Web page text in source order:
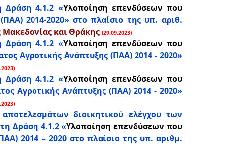
Δράση 4.1.2 «Υλοποίηση επενδύσεων που
2014-2020» στο πλαίσιο της υπ. αριθ.
Μακεδονίας και Θράκης (29.09.2023)
Δράση 4.1.2 «Υλοποίηση επενδύσεων που
Αγροτικής Ανάπτυξης (ΠΑΑ) 2014 - 2020»
Δράση 4.1.2 «Υλοποίηση επενδύσεων που
Αγροτικής Ανάπτυξης (ΠΑΑ) 2014 - 2020»
διοικητικού ελέγχου των
Δράση 4.1.2 «Υλοποίηση επενδύσεων που
2014 – 2020 στο πλαίσιο της υπ. αριθμ.